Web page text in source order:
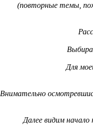
(повторные темы,
Для
Внимательно
Далее видим начало